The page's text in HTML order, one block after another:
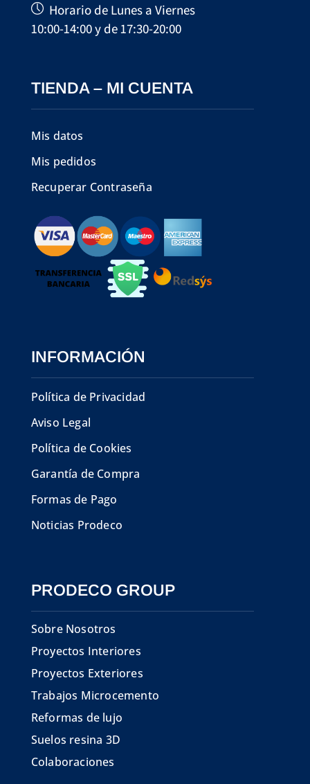
Horario de Lunes a Viernes
10:00-14:00 y de 17:30-20:00
TIENDA – MI CUENTA
Mis datos
Mis pedidos
Recuperar Contraseña
INFORMACIÓN
Política de Privacidad
Aviso Legal
Política de Cookies
Garantía de Compra
Formas de Pago
Noticias Prodeco
PRODECO GROUP
Sobre Nosotros
Proyectos Interiores
Proyectos Exteriores
Trabajos Microcemento
Reformas de lujo
Suelos resina 3D
Colaboraciones